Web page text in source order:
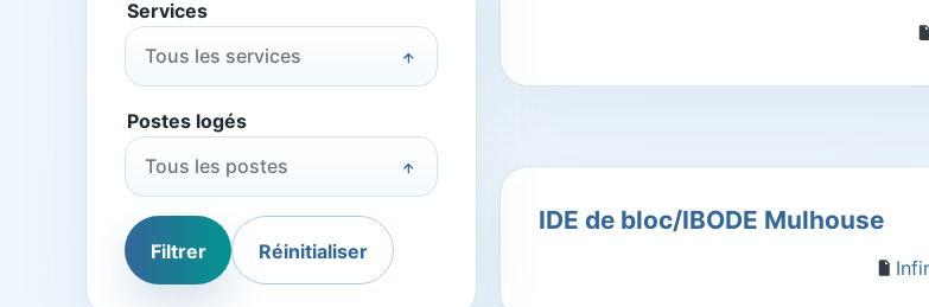
Services
Tous les services
Postes logés
Tous les postes
Filtrer Réinitialiser
IDE de bloc/IBODE Mulhouse